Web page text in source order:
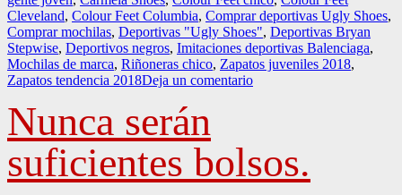
Cleveland, Colour Feet Columbia, Comprar deportivas Ugly Shoes,
Comprar mochilas, Deportivas "Ugly Shoes", Deportivas Bryan
Stepwise, Deportivos negros, Imitaciones deportivas Balenciaga,
Mochilas de marca, Riñoneras chico, Zapatos juveniles 2018,
Zapatos tendencia 2018Deja un comentarioen
in!
Nunca serán
suficientes bolsos.